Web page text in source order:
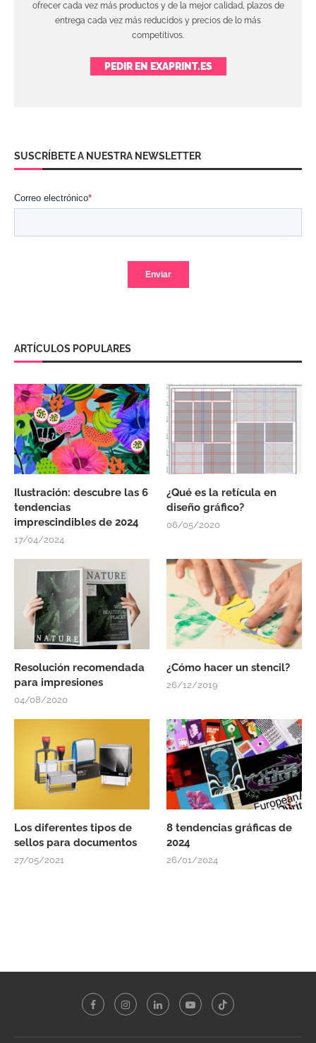
ofrecer cada vez más productos y de la mejor calidad, plazos de
entrega cada vez más reducidos y precios de lo más
competitivos.
PEDIR EN EXAPRINT.ES
SUSCRÍBETE A NUESTRA NEWSLETTER
ARTÍCULOS POPULARES
Ilustración: descubre las 6
tendencias
imprescindibles de 2024
17/04/2024
¿Qué es la retícula en
diseño gráfico?
06/05/2020
Resolución recomendada
para impresiones
04/08/2020
¿Cómo hacer un stencil?
26/12/2019
Los diferentes tipos de
sellos para documentos
27/05/2021
8 tendencias gráficas de
2024
26/01/2024